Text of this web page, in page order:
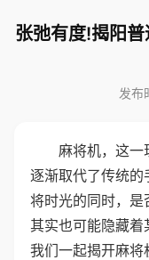
张弛有度!揭阳
发布
麻将机，这一
逐渐取代了传统
将时光的同时，是
其实也可能隐藏着
我们一起揭开麻将